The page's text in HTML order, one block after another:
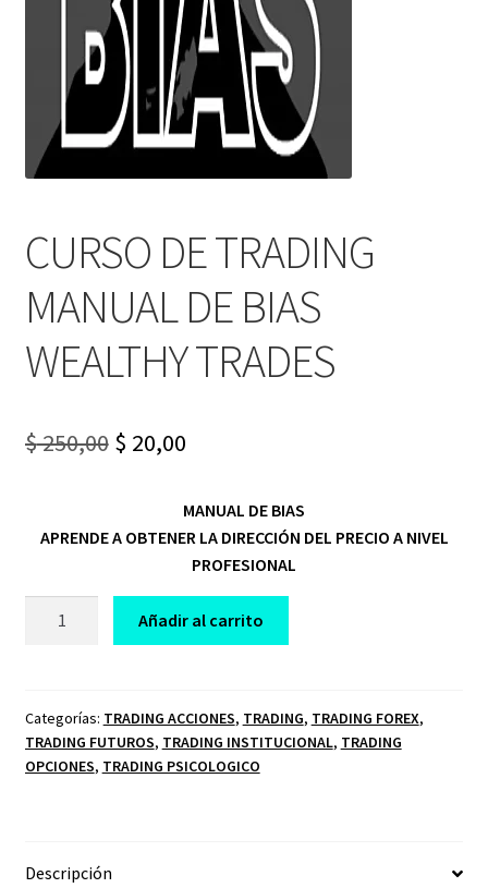
CURSO DE TRADING
MANUAL DE BIAS
WEALTHY TRADES
$250,00 Original
$ 250,00.
$ 20,00Current
is:
$ 20,00.
MANUAL DE BIAS
APRENDE A OBTENER LA DIRECCIÓN DEL PRECIO A NIVEL
PROFESIONAL
DE
BIAS
WEALTHY
Añadir al carrito
Categorías: TRADING ACCIONES, TRADING, TRADING FOREX,
TRADING FUTUROS, TRADING INSTITUCIONAL, TRADING
OPCIONES, TRADING PSICOLOGICO
Descripción